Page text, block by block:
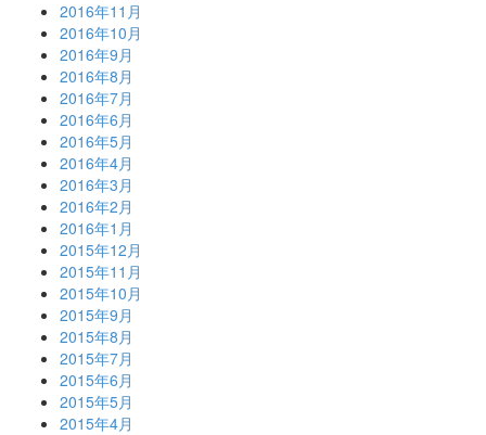
2016年11月
2016年10月
2016年9月
2016年8月
2016年7月
2016年6月
2016年5月
2016年4月
2016年3月
2016年2月
2016年1月
2015年12月
2015年11月
2015年10月
2015年9月
2015年8月
2015年7月
2015年6月
2015年5月
2015年4月